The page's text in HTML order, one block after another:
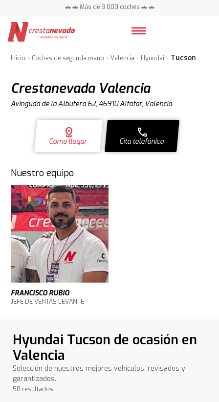
📍 Centros en toda España ⭐
📍 Centros en toda España ⭐
Inicio Coches de segunda mano Valencia Hyundai Tucson
Crestanevada Valencia
Avinguda de la Albufera 62, 46910 Alfafar, Valencia
distance
Cómo llegar
call
Cita telefónica
Nuestro equipo
FRANCISCO RUBIO
JEFE DE VENTAS LEVANTE
Hyundai Tucson de ocasión en
Valencia
Selección de nuestros mejores vehículos, revisados y
garantizados.
58 resultados